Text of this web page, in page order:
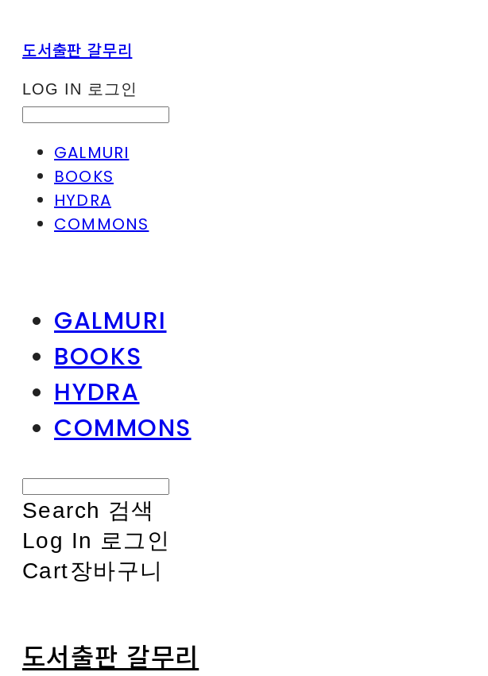
도서출판 갈무리
LOG IN 로그인
GALMURI
BOOKS
HYDRA
COMMONS
GALMURI
BOOKS
HYDRA
COMMONS
Search 검색
Log In 로그인
Cart장바구니
도서출판 갈무리